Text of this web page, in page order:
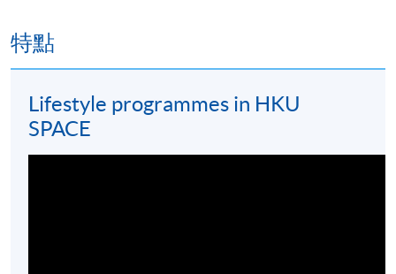
勢，從小就在父親的指導下學習烹飪。基於對精緻餐
飲及款待業的熱愛，促使她開設了兩家餐廳，將興趣
特點
Lifestyle programmes in HKU
SPACE